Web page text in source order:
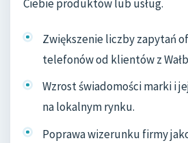
Ciebie produktów lub usług.
Zwiększenie liczby zapytań
telefonów od klientów z
Wzrost świadomości marki i
na lokalnym rynku.
Poprawa wizerunku firmy